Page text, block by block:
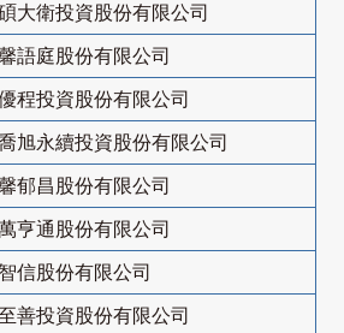
大衛投資股份有限公司
語庭股份有限公司
程投資股份有限公司
旭永續投資股份有限公司
郁昌股份有限公司
亨通股份有限公司
智信股份有限公司
善投資股份有限公司